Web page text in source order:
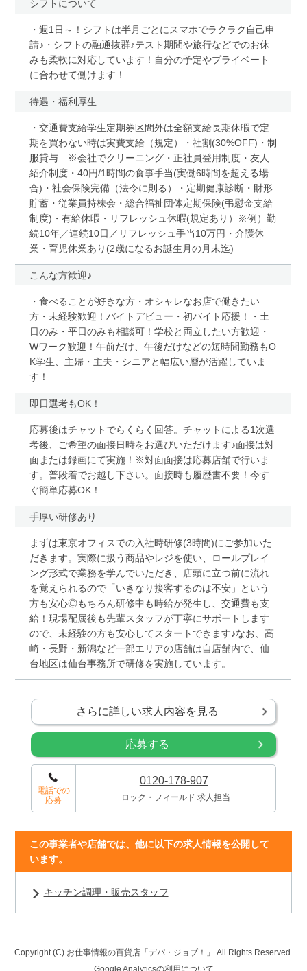
シフトについて
・週1日～！シフトは半月ごとにスマホでラクラク自己申
請♪・シフトの融通抜群♪テスト期間や旅行などでのお休
みも柔軟に対応しています！自分の予定やプライベート
に合わせて働けます！
待遇・福利厚生
・交通費支給学生定期券区間外は全額支給長期休暇で定
期を買わない時は実費支給（規定）・社割(30%OFF)・制
服貸与 ※会社でクリーニング・正社員登用制度・友人
紹介制度・40円/1時間の食事手当(実働6時間を超える場
合)・社会保険完備（法令に則る）・定期健康診断・財形
貯蓄・従業員持株会・総合福祉団体定期保険(弔慰金支給
制度)・有給休暇・リフレッシュ休暇(規定あり）※例）勤
続10年／連続10日／リフレッシュ手当10万円・介護休
業・育児休業あり(2歳になるお誕生月の月末迄)
こんな方歓迎♪
・食べることが好きな方・オシャレなお店で働きたい
方・未経験歓迎！バイトデビュー・初バイト応援！・土
日のみ・平日のみも相談可！学校と両立したい方歓迎・
Wワーク歓迎！午前だけ、午後だけなどの短時間勤務もO
K学生、主婦・主夫・シニアと幅広い層が活躍していま
す！
即日選考もOK！
応募後はチャットでらくらく回答。チャットによる1次選
考後、ご希望の面接日時をお選びいただけます♪面接は対
面または録画にて実施！※対面面接は応募店舗で行いま
す。普段着でお越し下さい。面接時も履歴書不要！今す
ぐ簡単応募OK！
手厚い研修あり
まずは東京オフィスでの入社時研修(3時間)にご参加いた
だきます。実際に扱う商品やレジを使い、ロールプレイ
ング形式で業務を学んでいただき、店頭に立つ前に流れ
を覚えられるので「いきなり接客するのは不安」という
方も安心◎もちろん研修中も時給が発生し、交通費も支
給！現場配属後も先輩スタッフが丁寧にサポートします
ので、未経験の方も安心してスタートできます♪なお、高
崎・長野・新潟など一部エリアの店舗は自店舗内で、仙
台地区は仙台事務所で研修を実施しています。
さらに詳しい求人内容を見る
応募する
電話での
応募
0120-178-907
ロック・フィールド 求人担当
この事業者や店舗では、他に以下の求人情報を公開して
います。
キッチン調理・販売スタッフ
Copyright (C) お仕事情報の百貨店「デパ・ジョブ！」 All Rights Reserved.
Google Analyticsの利用について